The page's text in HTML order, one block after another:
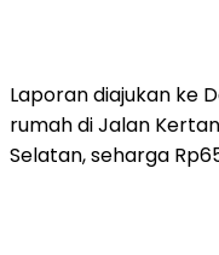
Laporan diajukan ke
rumah di Jalan
Selatan, seharga